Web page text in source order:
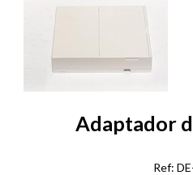
Adaptador
Ref: